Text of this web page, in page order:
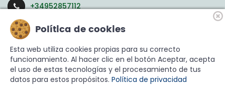
+34952857112
residencias@ayudasgeriatricas.com
Política de cookies
Esta web utiliza cookies propias para su correcto
funcionamiento. Al hacer clic en el botón Aceptar, acepta
el uso de estas tecnologías y el procesamiento de tus
datos para estos propósitos. Política de privacidad